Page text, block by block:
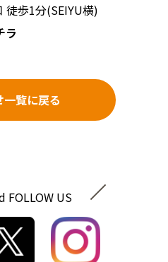
徒歩1分(SEIYU横)
ラ
一覧に戻る
FOLLOW US